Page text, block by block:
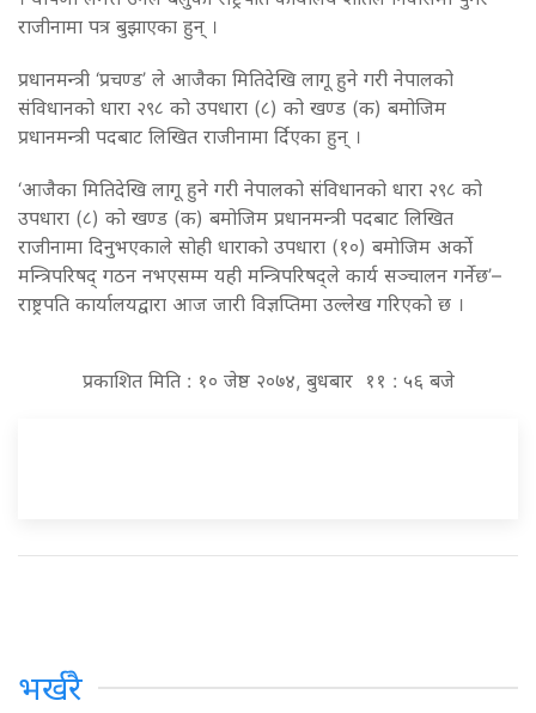
राजीनामा पत्र बुझाएका हुन् ।
प्रधानमन्त्री ‘प्रचण्ड’ ले आजैका मितिदेखि लागू हुने गरी नेपालको
संविधानको धारा २९८ को उपधारा (८) को खण्ड (क) बमोजिम
प्रधानमन्त्री पदबाट लिखित राजीनामा र्दिएका हुन् ।
‘आजैका मितिदेखि लागू हुने गरी नेपालको संविधानको धारा २९८ को
उपधारा (८) को खण्ड (क) बमोजिम प्रधानमन्त्री पदबाट लिखित
राजीनामा दिनुभएकाले सोही धाराको उपधारा (१०) बमोजिम अर्को
मन्त्रिपरिषद् गठन नभएसम्म यही मन्त्रिपरिषद्ले कार्य सञ्चालन गर्नेछ’–
राष्ट्रपति कार्यालयद्वारा आज जारी विज्ञप्तिमा उल्लेख गरिएको छ ।
प्रकाशित मिति : १० जेष्ठ २०७४, बुधबार ११ : ५६ बजे
भर्खरै